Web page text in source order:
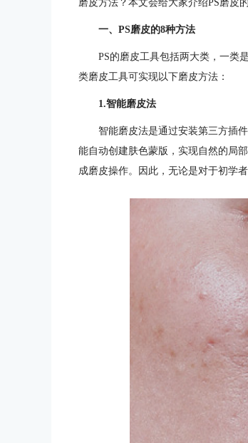
磨皮方法？本文会给大家介绍PS磨皮
一、PS磨皮的8种方法
PS的磨皮工具包括两大类，一类
类磨皮工具可实现以下磨皮方法：
1.智能磨皮法
智能磨皮法是通过安装第三方插
能自动创建肤色蒙版，实现自然的局
成磨皮操作。因此，无论是对于初学